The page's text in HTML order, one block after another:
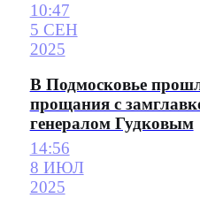
10:47
5 СЕН
2025
В Подмосковье
прощания с
генералом Гудковым
14:56
8 ИЮЛ
2025